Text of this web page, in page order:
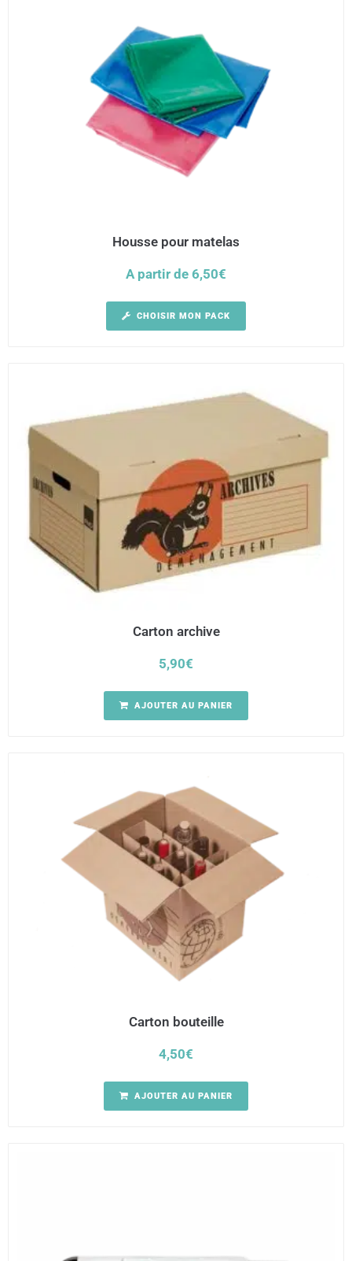
Housse pour matelas
A partir de 6,50€
CHOISIR MON PACK
Carton archive
5,90€
AJOUTER AU PANIER
Carton bouteille
4,50€
AJOUTER AU PANIER